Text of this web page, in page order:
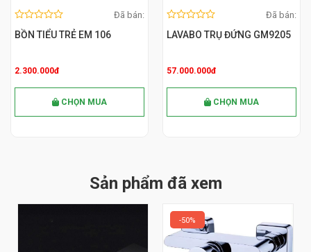
0
out
of
MUA NGAY
0
out
Đã bán:
BỒN TIỂU TRẺ EM 106
2.300.000đ
CHỌN MUA
0
out
of
MUA NGAY
0
out
Đã bán:
LAVABO TRỤ ĐỨNG GM9205
57.000.000đ
CHỌN MUA
Sản phẩm đã xem
50%